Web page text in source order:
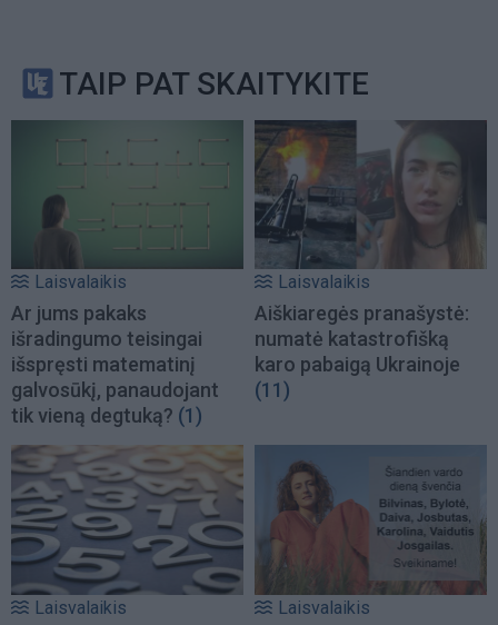
TAIP PAT SKAITYKITE
Laisvalaikis
Ar jums pakaks
išradingumo teisingai
išspręsti matematinį
galvosūkį, panaudojant
tik vieną degtuką? (1)
Laisvalaikis
Aiškiaregės pranašystė:
numatė katastrofišką
karo pabaigą Ukrainoje
(11)
Laisvalaikis Laisvalaikis